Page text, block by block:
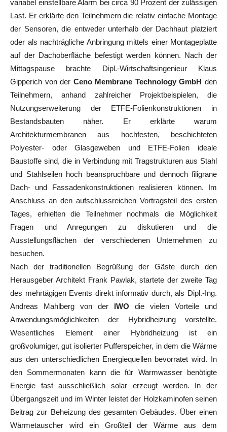
variabel einstellbare Alarm bei circa 90 Prozent der zulässigen
Last. Er erklärte den Teilnehmern die relativ einfache Montage
der Sensoren, die entweder unterhalb der Dachhaut platziert
oder als nachträgliche Anbringung mittels einer Montageplatte
auf der Dachoberfläche befestigt werden können. Nach der
Mittagspause brachte Dipl.-Wirtschaftsingenieur Klaus
Gipperich von der Ceno Membrane Technology GmbH den
Teilnehmern, anhand zahlreicher Projektbeispielen, die
Nutzungserweiterung der ETFE-Folienkonstruktionen in
Bestandsbauten näher. Er erklärte warum
Architekturmembranen aus hochfesten, beschichteten
Polyester- oder Glasgeweben und ETFE-Folien ideale
Baustoffe sind, die in Verbindung mit Tragstrukturen aus Stahl
und Stahlseilen hoch beanspruchbare und dennoch filigrane
Dach- und Fassadenkonstruktionen realisieren können. Im
Anschluss an den aufschlussreichen Vortragsteil des ersten
Tages, erhielten die Teilnehmer nochmals die Möglichkeit
Fragen und Anregungen zu diskutieren und die
Ausstellungsflächen der verschiedenen Unternehmen zu
besuchen.
Nach der traditionellen Begrüßung der Gäste durch den
Herausgeber Architekt Frank Pawlak, startete der zweite Tag
des mehrtägigen Events direkt informativ durch, als Dipl.-Ing.
Andreas Mahlberg von der IWO die vielen Vorteile und
Anwendungsmöglichkeiten der Hybridheizung vorstellte.
Wesentliches Element einer Hybridheizung ist ein
großvolumiger, gut isolierter Pufferspeicher, in dem die Wärme
aus den unterschiedlichen Energiequellen bevorratet wird. In
den Sommermonaten kann die für Warmwasser benötigte
Energie fast ausschließlich solar erzeugt werden. In der
Übergangszeit und im Winter leistet der Holzkaminofen seinen
Beitrag zur Beheizung des gesamten Gebäudes. Über einen
Wärmetauscher wird ein Großteil der Wärme aus dem